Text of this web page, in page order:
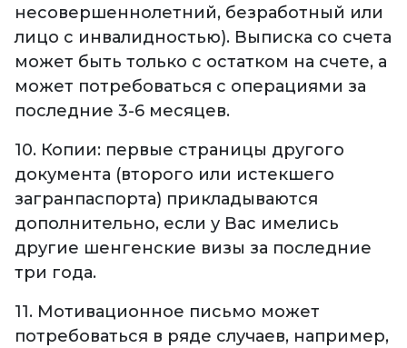
несовершеннолетний, безработный или
лицо с инвалидностью). Выписка со счета
может быть только с остатком на счете, а
может потребоваться с операциями за
последние 3-6 месяцев.
10. Копии: первые страницы другого
документа (второго или истекшего
загранпаспорта) прикладываются
дополнительно, если у Вас имелись
другие шенгенские визы за последние
три года.
11. Мотивационное письмо может
потребоваться в ряде случаев, например,